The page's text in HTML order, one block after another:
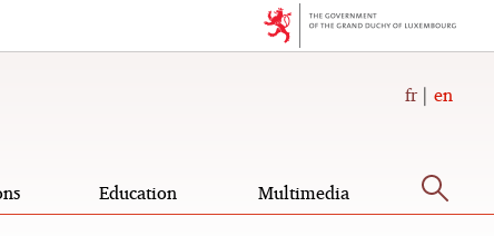
fr en
Education Multimedia